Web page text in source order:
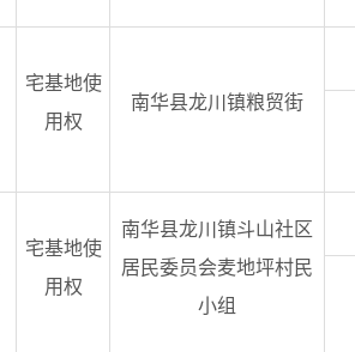
宅基地使
用权
南华县龙川镇粮贸街
宅基地使
用权
南华县龙川镇斗山社区
居民委员会麦地坪村民
小组